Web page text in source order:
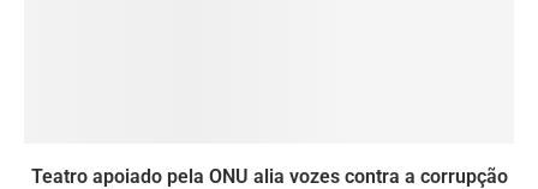
Teatro apoiado pela ONU alia vozes contra a corrupção